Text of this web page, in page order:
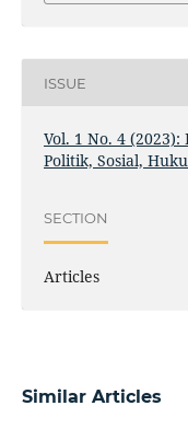
ISSUE
Vol. 1 No. 4
Politik, Sosial,
SECTION
Articles
Similar Articles